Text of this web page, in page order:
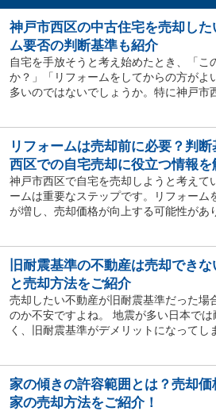
神戸市西区の中古住宅を売却し
ム要否の判断基準も紹介
自宅を手放そうと考え始めたとき、「こ
か？」「リフォームをしてからの方がよ
多いのではないでしょうか。特に神戸市
リフォームは売却前に必要？判
西区での自宅売却に役立つ情報を
神戸市西区で自宅を売却しようと考えて
ームは重要なステップです。リフォーム
が増し、売却価格が向上する可能性があ
旧耐震基準の不動産は売却でき
と売却方法をご紹介
売却したい不動産が旧耐震基準だった場
のか不安ですよね。 地震が多い日本で
く、旧耐震基準がデメリットになってし
家の傾きの許容範囲とは？売却
家の売却方法をご紹介！